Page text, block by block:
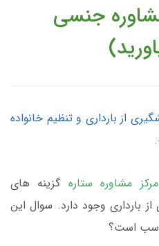
جنسی
از بارداری و تنظیم خانواده
مرکز مشاوره ستاره گزینه های
بارداری وجود دارد. سوال این
است؟